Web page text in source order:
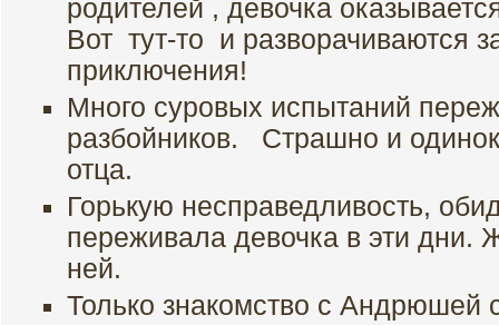
родителей , девочка
Вот тут-то и разворачиваются
приключения!
Много суровых испытаний
разбойников. Страшно и
отца.
Горькую несправедливость,
переживала девочка в эти
ней.
Только знакомство с Андрюшей